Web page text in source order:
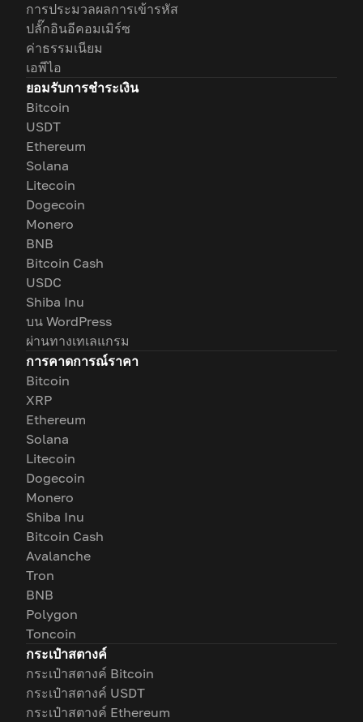
การประมวลผลการเข้ารหัส
ปลั๊กอินอีคอมเมิร์ซ
ค่าธรรมเนียม
เอพีไอ
ยอมรับการชำระเงิน
Bitcoin
USDT
Ethereum
Solana
Litecoin
Dogecoin
Monero
BNB
Bitcoin Cash
USDC
Shiba Inu
บน WordPress
ผ่านทางเทเลแกรม
การคาดการณ์ราคา
Bitcoin
XRP
Ethereum
Solana
Litecoin
Dogecoin
Monero
Shiba Inu
Bitcoin Cash
Avalanche
Tron
BNB
Polygon
Toncoin
กระเป๋าสตางค์
กระเป๋าสตางค์ Bitcoin
กระเป๋าสตางค์ USDT
กระเป๋าสตางค์ Ethereum